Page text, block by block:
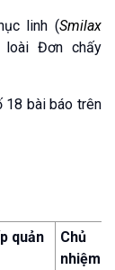
linh (Smilax
Đơn chấy
18 bài báo trên
quản
Chủ
nhiệm